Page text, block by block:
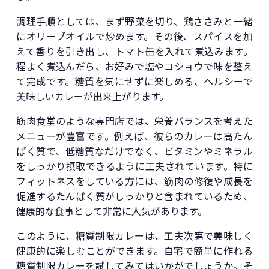
調理手順としては、まず野菜を切り、鶏ささみと一緒
にオリーブオイルで炒めます。その後、スパイスを加
えて香りを引き出し、トマト缶を入れて煮込みます。
程よく煮込んだら、お好みで塩やコショウで味を整え
て完成です。糖質を気にせずに楽しめる、ヘルシーで
美味しいカレーが出来上がります。
筋肉食堂のような専門店では、栄養バランスを考えた
メニューが豊富です。例えば、彼らのカレーは高たん
ぱく質で、低糖質なだけでなく、ビタミンやミネラル
をしっかり摂取できるように工夫されています。特に
フィットネスをしている方には、筋肉の修復や成長を
促進するたんぱく質がしっかりと含まれているため、
健康的な食事として非常に人気があります。
このように、糖質制限カレーは、工夫次第で美味しく
健康的に楽しむことができます。自宅で簡単に作れる
糖質制限カレーを試してみてはいかがでしょうか。そ